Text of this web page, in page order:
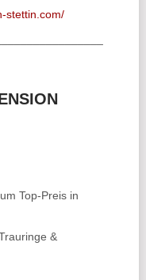
Top-Preis in
&